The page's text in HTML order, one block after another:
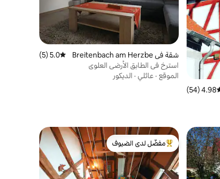
التقييم 4.98 من 5، 54 مراجعات
4.98 (54)
شقة في Breitenbach am Herzbe
rg
متوسط التقييم 5.0 من 5، 5 مراجعات
5.0 (5)
استرخ في الطابق الأرضي العلوي
الموقع · عائلي · الديكور
من أبرز البيوت المفضّلة لدى الضيوف
مفضّل لدى الضيوف